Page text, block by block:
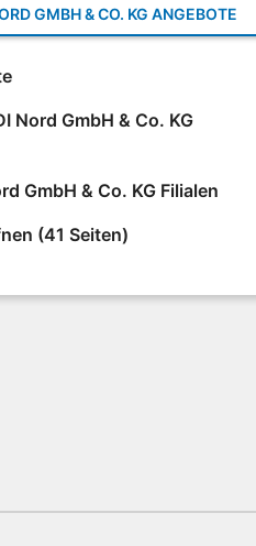
GMBH & CO. KG ANGEBOTE
Nord GmbH & Co. KG
GmbH & Co. KG Filialen
(41 Seiten)